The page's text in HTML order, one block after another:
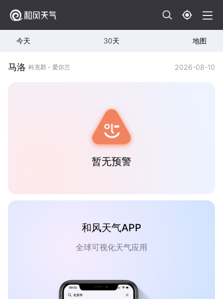
今天 30天 地图
马洛 科克郡 - 爱尔兰 2026-08-10
暂无预警
和风天气APP
全球可视化天气应用